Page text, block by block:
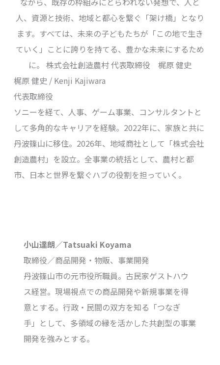
人、資源と技術、地域と都心を繋ぐ「架け橋」となり
ます。すべては、未来の子どもたちが「この地で生き
ていく」ことに誇りを持てる、豊かな未来にするため
に。 株式会社創造農村 代表取締役 梶原 健史
梶原 健史 / Kenji Kajiwara
代表取締役
ソニーを経て、人事、ゲーム事業、コンサルタントと
して多角的なキャリアを経験。2022年に、家族と共に
丹波篠山に移住。2026年、地域商社として「株式会社
創造農村」を設立。全事業の統括として、農村と都
市、日本と世界を繋ぐハブの役割を担っていく。
小山達朗／Tatsuaki Koyama
取締役／商品開発・物販、事業開発
丹波篠山市の元市役所職員。古民家ゲストハウ
ス経営。現場視点での商品開発や新規事業を得
意とする。行政・民間の双方を知る「つなぎ
手」として、多領域の縁を活かした共創型の事業
開発を強みとする。